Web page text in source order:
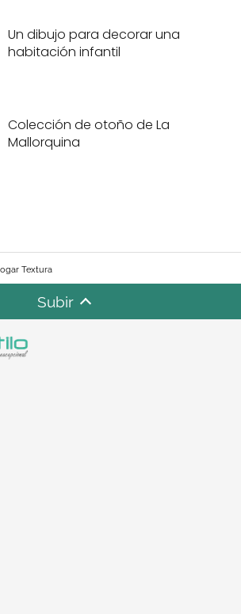
Un dibujo para decorar una
habitación infantil
Colección de otoño de La
Mallorquina
Textura
Subir